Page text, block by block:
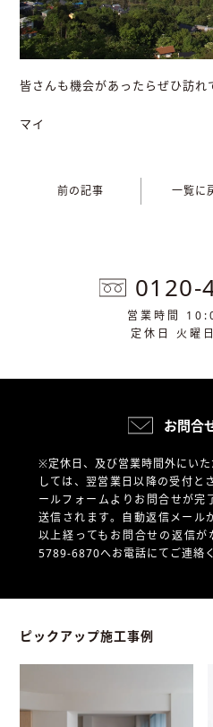
皆さんも機会があったらぜひ訪
マイ
前の記事 一覧に
0120-
営業時間
定休日 火曜
お問合
※定休日、及び営業時間外にい
しては、翌営業日以降の受付と
ールフォームよりお問合せが完
送信されます。自動返信メール
以上経ってもお問合せの返信
5789-6870へお電話にてご連絡く
ピックアップ施工事例